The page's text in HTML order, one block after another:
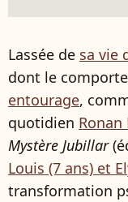
Lassée de sa vie
dont le
entourage,
quotidien Ronan
Mystère Jubillar
Louis (7 ans) et
transformation